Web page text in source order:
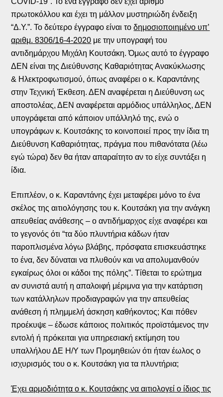
πρωτοκόλλου και έχει τη μάλλον μυστηριώδη ένδειξη
“Δ.Υ.”. Το δεύτερο έγγραφο είναι τοδημοσιοποιημένο υπ’
αριθμ. 8306/16-4-2020 με την υπογραφή του
αντιδημάρχου Μιχάλη Κουτσάκη. Όμως αυτό το έγγραφο
ΔΕΝ είναι της Διεύθυνσης Καθαριότητας Ανακύκλωσης
& Ηλεκτροφωτισμού, όπως αναφέρει ο κ. Καραντάνης
στην Τεχνική Έκθεση. ΔΕΝ αναφέρεται η Διεύθυνση ως
αποστολέας, ΔΕΝ αναφέρεται αρμόδιος υπάλληλος, ΔΕΝ
υπογράφεται από κάποιον υπάλληλό της, ενώ ο
υπογράφων κ. Κουτσάκης το κοινοποιεί προς την ίδια τη
Διεύθυνση Καθαριότητας, πράγμα που πιθανότατα (λέω
εγώ τώρα) δεν θα ήταν απαραίτητο αν το είχε συντάξει η
ίδια.
Επιπλέον, ο κ. Καραντάνης έχει μεταφέρει μόνο το ένα
σκέλος της αιτιολόγησης του κ. Κουτσάκη για την ανάγκη
απευθείας ανάθεσης – ο αντιδήμαρχος είχε αναφέρει και
το γεγονός ότι “τα δύο πλυντήρια κάδων ήταν
παροπλισμένα λόγω βλάβης, πρόσφατα επισκευάστηκε
το ένα, δεν δύναται να πλυθούν και να απολυμανθούν
εγκαίρως όλοι οι κάδοι της πόλης”. Τίθεται το ερώτημα
αν συνιστά αυτή η απαλοιφή μέριμνα για την κατάρτιση
των κατάλληλων προδιαγραφών για την απευθείας
ανάθεση ή πλημμελή άσκηση καθήκοντος; Και πόθεν
προέκυψε – έδωσε κάποιος πολιτικός προϊστάμενος την
εντολή ή πρόκειται για υπηρεσιακή εκτίμηση του
υπαλλήλου ΔΕ Η/Υ των Προμηθειών ότι ήταν έωλος ο
ισχυρισμός του ο κ. Κουτσάκη για τα πλυντήρια;
Έχει αρμοδιότητα ο κ. Κουτσάκης να αιτιολογεί ο ίδιος τις